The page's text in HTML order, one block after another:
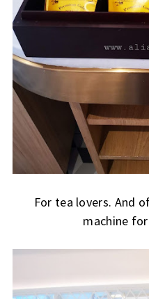
For tea lovers. And
machine